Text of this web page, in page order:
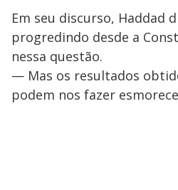
Em seu discurso, Haddad
progredindo desde a
nessa questão.
— Mas os resultados
podem nos fazer